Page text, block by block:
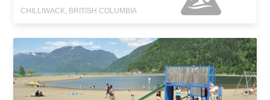
CHILLIWACK, BRITISH COLUMBIA